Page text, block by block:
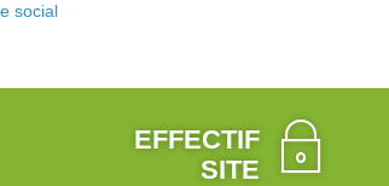
social
EFFECTIF
SITE